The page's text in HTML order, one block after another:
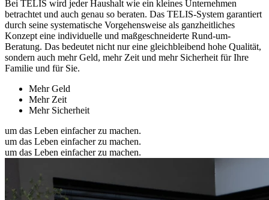
Bei TELIS wird jeder Haushalt wie ein kleines Unternehmen
betrachtet und auch genau so beraten. Das TELIS-System garantiert
durch seine systematische Vorgehensweise als ganzheitliches
Konzept eine individuelle und maßgeschneiderte Rund-um-
Beratung. Das bedeutet nicht nur eine gleichbleibend hohe Qualität,
sondern auch mehr Geld, mehr Zeit und mehr Sicherheit für Ihre
Familie und für Sie.
Mehr Geld
Mehr Zeit
Mehr Sicherheit
um das Leben einfacher zu machen.
um das Leben einfacher zu machen.
um das Leben einfacher zu machen.